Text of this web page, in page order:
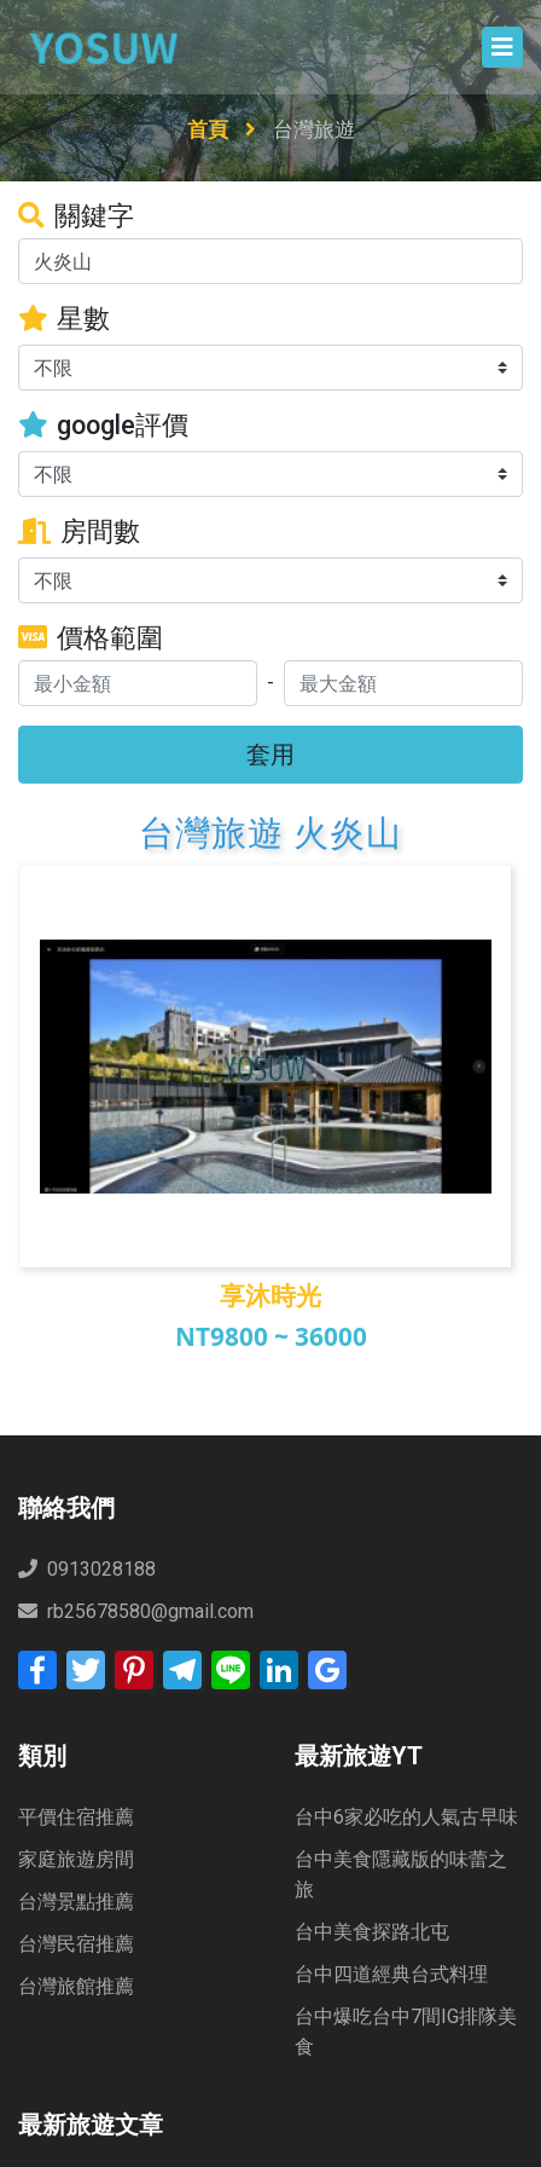
首頁 台灣旅遊
關鍵字
星數
google評價
房間數
價格範圍
-
套用
台灣旅遊 火炎山
享沐時光
NT9800 ~ 36000
聯絡我們
0913028188
rb25678580@gmail.com
FacebookTwitter PinterestTelegram
Line LinkedIn
類別
平價住宿推薦
家庭旅遊房間
台灣景點推薦
台灣民宿推薦
台灣旅館推薦
最新旅遊文章
最新旅遊YT
台中6家必吃的人氣古早味
台中美食隱藏版的味蕾之
旅
台中美食探路北屯
台中四道經典台式料理
台中爆吃台中7間IG排隊美
食